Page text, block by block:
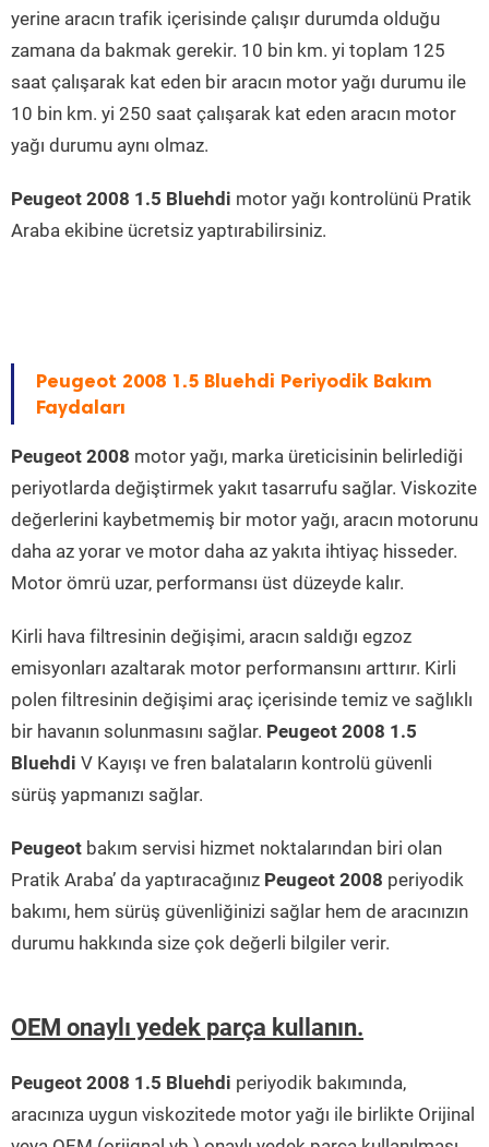
yerine aracın trafik içerisinde çalışır durumda olduğu
zamana da bakmak gerekir. 10 bin km. yi toplam 125
saat çalışarak kat eden bir aracın motor yağı durumu ile
10 bin km. yi 250 saat çalışarak kat eden aracın motor
yağı durumu aynı olmaz.
Peugeot 2008 1.5 Bluehdi motor yağı kontrolünü Pratik
Araba ekibine ücretsiz yaptırabilirsiniz.
Peugeot 2008 1.5 Bluehdi Periyodik Bakım
Faydaları
Peugeot 2008 motor yağı, marka üreticisinin belirlediği
periyotlarda değiştirmek yakıt tasarrufu sağlar. Viskozite
değerlerini kaybetmemiş bir motor yağı, aracın motorunu
daha az yorar ve motor daha az yakıta ihtiyaç hisseder.
Motor ömrü uzar, performansı üst düzeyde kalır.
Kirli hava filtresinin değişimi, aracın saldığı egzoz
emisyonları azaltarak motor performansını arttırır. Kirli
polen filtresinin değişimi araç içerisinde temiz ve sağlıklı
bir havanın solunmasını sağlar. Peugeot 2008 1.5
Bluehdi V Kayışı ve fren balataların kontrolü güvenli
sürüş yapmanızı sağlar.
Peugeot bakım servisi hizmet noktalarından biri olan
Pratik Araba’ da yaptıracağınız Peugeot 2008 periyodik
bakımı, hem sürüş güvenliğinizi sağlar hem de aracınızın
durumu hakkında size çok değerli bilgiler verir.
OEM onaylı yedek parça kullanın.
Peugeot 2008 1.5 Bluehdi periyodik bakımında,
aracınıza uygun viskozitede motor yağı ile birlikte Orijinal